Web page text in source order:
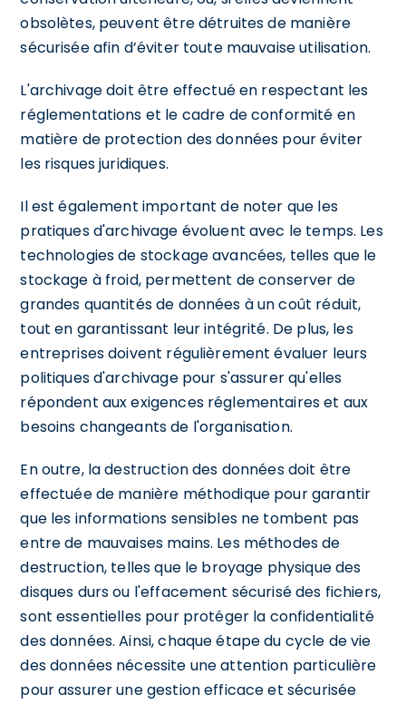
obsolètes, peuvent être détruites de manière
sécurisée afin d’éviter toute mauvaise utilisation.
L'archivage doit être effectué en respectant les
réglementations et le cadre de conformité en
matière de protection des données pour éviter
les risques juridiques.
Il est également important de noter que les
pratiques d'archivage évoluent avec le temps. Les
technologies de stockage avancées, telles que le
stockage à froid, permettent de conserver de
grandes quantités de données à un coût réduit,
tout en garantissant leur intégrité. De plus, les
entreprises doivent régulièrement évaluer leurs
politiques d'archivage pour s'assurer qu'elles
répondent aux exigences réglementaires et aux
besoins changeants de l'organisation.
En outre, la destruction des données doit être
effectuée de manière méthodique pour garantir
que les informations sensibles ne tombent pas
entre de mauvaises mains. Les méthodes de
destruction, telles que le broyage physique des
disques durs ou l'effacement sécurisé des fichiers,
sont essentielles pour protéger la confidentialité
des données. Ainsi, chaque étape du cycle de vie
des données nécessite une attention particulière
pour assurer une gestion efficace et sécurisée